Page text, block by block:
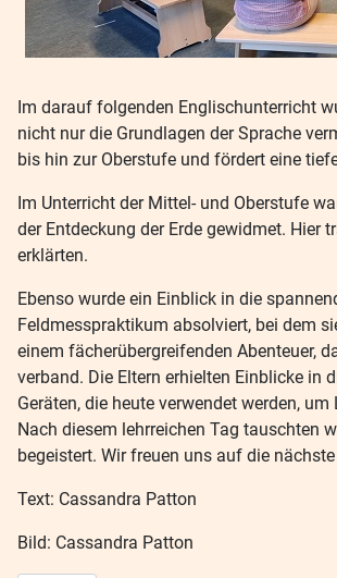
Im darauf folgenden Englischunterricht
nicht nur die Grundlagen der Sprache
bis hin zur Oberstufe und fördert eine
Im Unterricht der Mittel- und Oberstufe
der Entdeckung der Erde gewidmet. Hier
erklärten.
Ebenso wurde ein Einblick in die
Feldmesspraktikum absolviert, bei dem
einem fächerübergreifenden Abenteuer,
verband. Die Eltern erhielten Einblicke in
Geräten, die heute verwendet werden,
Nach diesem lehrreichen Tag tauschten
begeistert. Wir freuen uns auf die
Text: Cassandra Patton
Bild: Cassandra Patton